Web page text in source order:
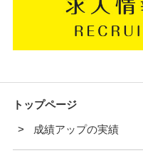
トップページ
成績アップの実績